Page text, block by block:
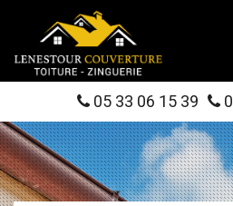
05 33 06 15 39